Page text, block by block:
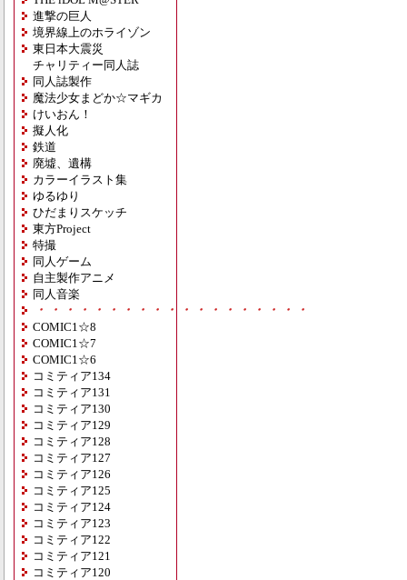
進撃の巨人
境界線上のホライゾン
東日本大震災
チャリティー同人誌
同人誌製作
魔法少女まどか☆マギカ
けいおん！
擬人化
鉄道
廃墟、遺構
カラーイラスト集
ゆるゆり
ひだまりスケッチ
東方Project
特撮
同人ゲーム
自主製作アニメ
同人音楽
・・・・・・・・・・・・・・・・・・・
COMIC1☆8
COMIC1☆7
COMIC1☆6
コミティア134
コミティア131
コミティア130
コミティア129
コミティア128
コミティア127
コミティア126
コミティア125
コミティア124
コミティア123
コミティア122
コミティア121
コミティア120